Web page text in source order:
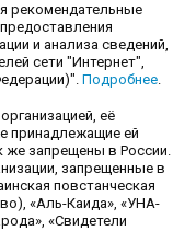
рекомендательные
и анализа сведений,
сети "Интернет",
Подробнее.
её
принадлежащие ей
же запрещены в России.
запрещенные в
повстанческая
«Аль-Каида», «УНА-
«Свидетели